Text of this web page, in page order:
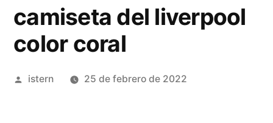
camiseta del liverpool
color coral
Publicado
istern 25 de febrero de 2022